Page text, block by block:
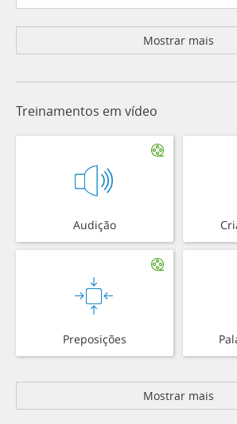
Mostrar mais
Treinamentos em vídeo
Audição
Preposições
Mostrar mais